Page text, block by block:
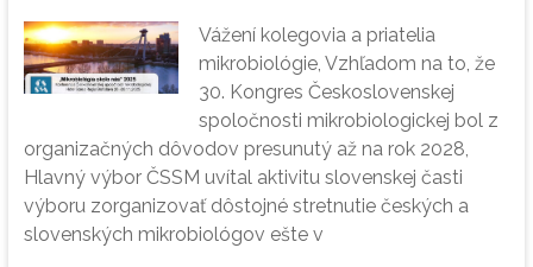
Vážení kolegovia a priatelia
mikrobiológie, Vzhľadom na to, že
30. Kongres Československej
spoločnosti mikrobiologickej bol z
organizačných dôvodov presunutý až na rok 2028,
Hlavný výbor ČSSM uvítal aktivitu slovenskej časti
výboru zorganizovať dôstojné stretnutie českých a
slovenských mikrobiológov ešte v